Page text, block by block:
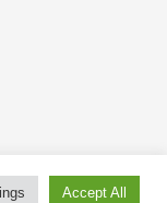
Accept All